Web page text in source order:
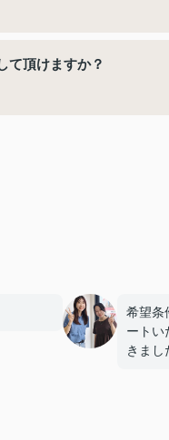
て頂けますか？
希望条
ートい
きまし